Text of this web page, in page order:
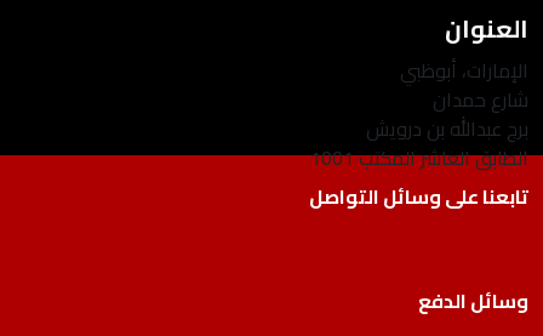
العنوان
الإمارات، أبوظبي
شارع حمدان
برج عبدالله بن درويش
الطابق العاشر المكتب 1001
تابعنا على وسائل التواصل
وسائل الدفع